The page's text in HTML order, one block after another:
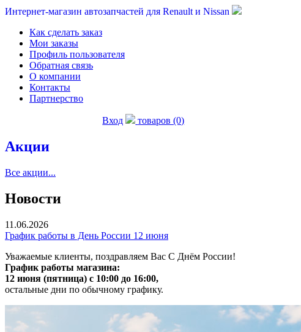
Интернет-магазин автозапчастей для Renault и Nissan
Как сделать заказ
Мои заказы
Профиль пользователя
Обратная связь
О компании
Контакты
Партнерство
Вход товаров (0)
Акции
Все акции...
Новости
11.06.2026
График работы в День России 12 июня
Уважаемые клиенты, поздравляем Вас С Днём России!
График работы магазина:
12 июня (пятница) с 10:00 до 16:00,
остальные дни по обычному графику.